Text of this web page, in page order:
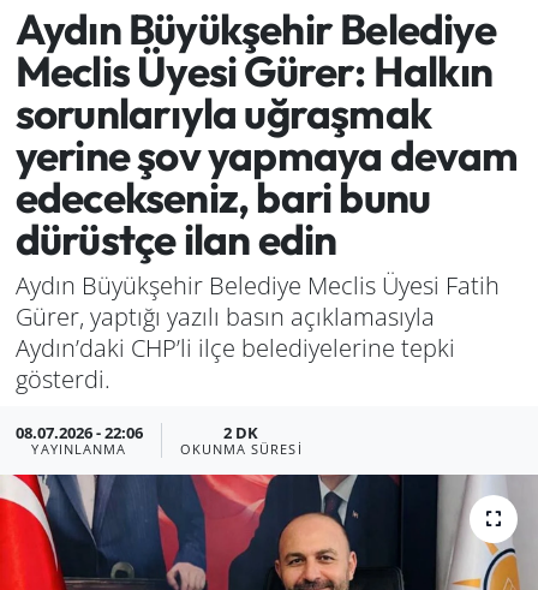
Aydın Büyükşehir Belediye
Meclis Üyesi Gürer: Halkın
sorunlarıyla uğraşmak
yerine şov yapmaya devam
edecekseniz, bari bunu
dürüstçe ilan edin
Aydın Büyükşehir Belediye Meclis Üyesi Fatih
Gürer, yaptığı yazılı basın açıklamasıyla
Aydın’daki CHP’li ilçe belediyelerine tepki
gösterdi.
08.07.2026 - 22:06
YAYINLANMA
2 DK
OKUNMA SÜRESI
Genel
Haber
Izmir
Kütahya
Manisa
Muğla
Politika
Uşak
Son Dakika Haberleri
Haber Arşivi